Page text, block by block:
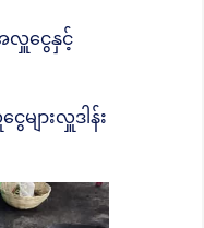
လှူငွေနှင့်
ျားလှူဒါန်း